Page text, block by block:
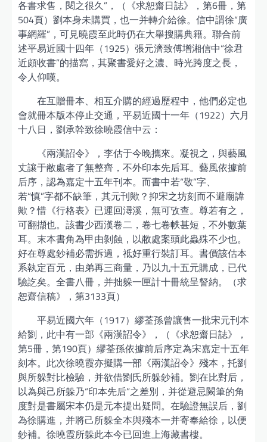
各書求售，閱之很久”，（《求恕齋日誌》，第6冊，第
504頁）劉本身未購買，也一并轉介給徐。信中謂徐“廣
事網羅”，可見曉霞至此時仍在大舉搜購典籍。聯合前
述平易近國十四年（1925）張元濟致傅增湘信中“徐君
近頗收書”的描寫，其聚書愛好之濃、時光跨度之長，
令人仰嘆。
在互贈冊本、相互介購的經過歷程中，他們必定也
會就冊本版本停止交通，平易近國十一年（1922）六月
十八日，劉承幹致徐曉霞信中云：
《兩漢詔令》，李估于今晚攜來。凝視之，與藝風
丈讓于敝處者了無整齊，不外印本先后耳。藝風依據前
后序，認為嘉定十五年刊本。而書中若“敬”字、
若“慎”字都不缺筆，其元刊歟？抑宋之坊刻而不避廟諱
歟？惜《行格表》已運回潯溪，無可攷查。尊若有之，
可翻擷也。該書少西漢卷二，卷七卷帙甚短，不外數葉
耳。末本書角為甲由剝蝕，以敝處案頭此蟲殊不少也。
好在尊處鈔補必需拆過，祗好重行裝訂耳。書價該估本
系執定百元，由弟再三商量，乃以九十五元購成，已代
驗訖矣。全書八冊，并拙躲一匣計十冊統呈詧納。（求
恕齋信稿》，第3133頁）
平易近國六年（1917）繆荃孫曾讓售一批宋元刊本
給劉，此中有一部《兩漢詔令》，（《求恕齋日誌》，
第5冊，第190頁）繆荃孫依據前后序定為宋嘉定十五年
刻本。此次徐曉霞亦擬購一部《兩漢詔令》殘本，托劉
與所躲對比檢驗，并欲借劉氏所躲鈔補。劉在比對后，
以為與己所躲乃“印本先后”之差別，并從避忌闕筆的角
度對是書屬宋本仍是元本提出疑問。在驗證無誤后，劉
為徐購進，并將己所躲全本與殘本一并寄奉給徐，以便
鈔補。徐曉霞所躲此本今已回進上海藏書樓。